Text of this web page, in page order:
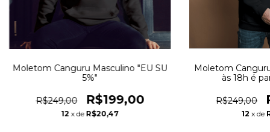
Moletom Canguru Masculino "EU SU
5%"
R$249,00 R$199,00
12 x de R$20,47
Moletom
às 18h é
R$249,00
12 x de